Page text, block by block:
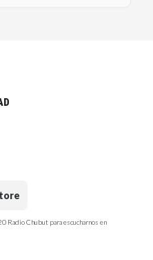
Radio Chubut para escucharnos en